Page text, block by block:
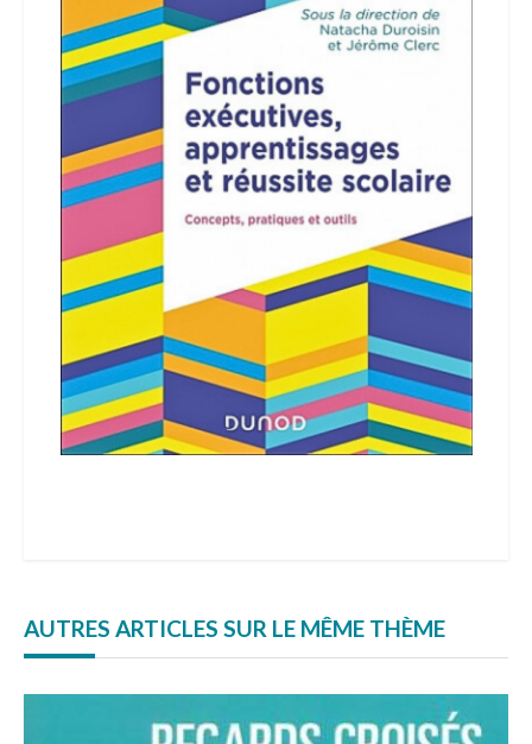
AUTRES ARTICLES SUR LE MÊME THÈME